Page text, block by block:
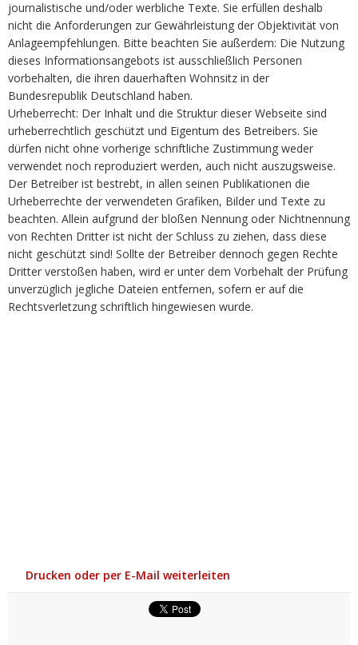
journalistische und/oder werbliche Texte. Sie erfüllen deshalb
nicht die Anforderungen zur Gewährleistung der Objektivität von
Anlageempfehlungen. Bitte beachten Sie außerdem: Die Nutzung
dieses Informationsangebots ist ausschließlich Personen
vorbehalten, die ihren dauerhaften Wohnsitz in der
Bundesrepublik Deutschland haben.
Urheberrecht: Der Inhalt und die Struktur dieser Webseite sind
urheberrechtlich geschützt und Eigentum des Betreibers. Sie
dürfen nicht ohne vorherige schriftliche Zustimmung weder
verwendet noch reproduziert werden, auch nicht auszugsweise.
Der Betreiber ist bestrebt, in allen seinen Publikationen die
Urheberrechte der verwendeten Grafiken, Bilder und Texte zu
beachten. Allein aufgrund der bloßen Nennung oder Nichtnennung
von Rechten Dritter ist nicht der Schluss zu ziehen, dass diese
nicht geschützt sind! Sollte der Betreiber dennoch gegen Rechte
Dritter verstoßen haben, wird er unter dem Vorbehalt der Prüfung
unverzüglich jegliche Dateien entfernen, sofern er auf die
Rechtsverletzung schriftlich hingewiesen wurde.
Drucken oder per E-Mail weiterleiten